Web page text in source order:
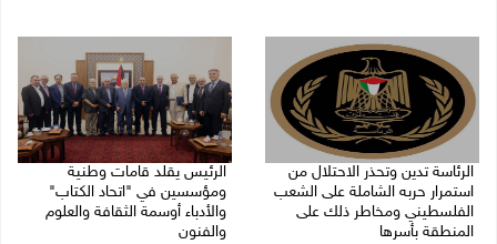
الرئاسة تدين وتحذر الاحتلال من
استمرار حربه الشاملة على الشعب
الفلسطيني ومخاطر ذلك على
المنطقة بأسرها
الرئيس يقلد قامات وطنية
ومؤسسين في "اتحاد الكتاب"
والأدباء أوسمة الثقافة والعلوم
والفنون